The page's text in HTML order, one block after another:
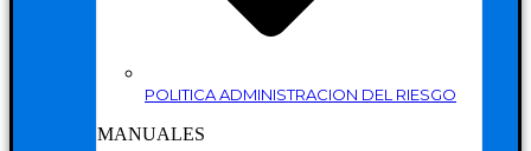
POLITICA ADMINISTRACION DEL RIESGO
MANUALES